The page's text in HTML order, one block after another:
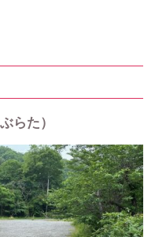
らた）